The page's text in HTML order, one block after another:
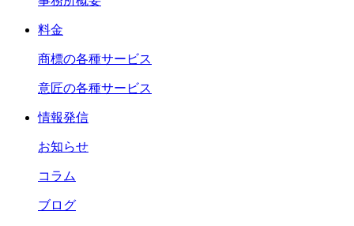
料金
商標の各種サービス
意匠の各種サービス
情報発信
お知らせ
コラム
ブログ